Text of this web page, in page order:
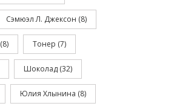
Сэмюэл Л. Джексон (8)
(8) Тонер (7)
Шоколад (32)
Юлия Хлынина (8)